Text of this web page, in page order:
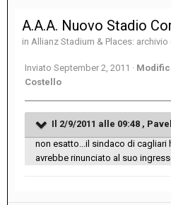
A.A.A. Nuovo Stadio
in Allianz Stadium & Places:
Inviato September 2, 2011 ·
Costello
Il 2/9/2011 alle 09:48 ,
non esatto...il sindaco di cagliari
avrebbe rinunciato al suo